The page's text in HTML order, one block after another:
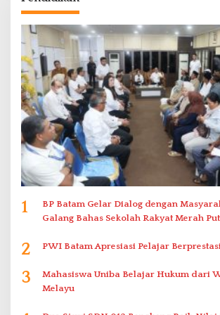
1
BP Batam Gelar Dialog dengan
Galang Bahas Sekolah Rakyat Merah
2 PWI Batam Apresiasi Pelajar
3
Mahasiswa Uniba Belajar Hukum dari
Melayu